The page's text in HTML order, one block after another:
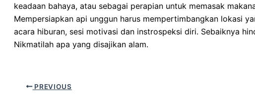
keadaan bahaya, atau sebagai perapian untuk memasak
Mempersiapkan api unggun harus mempertimbangkan lokasi
acara hiburan, sesi motivasi dan instrospeksi diri. Sebaiknya
Nikmatilah apa yang disajikan alam.
PREVIOUS